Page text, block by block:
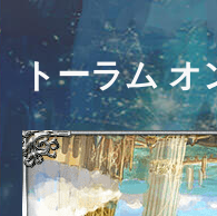
トーラム オ